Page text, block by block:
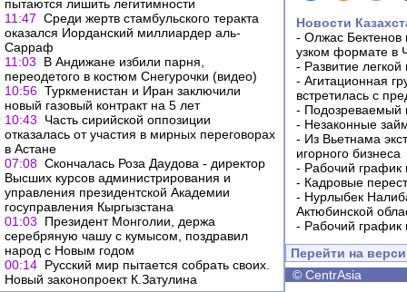
пытаются лишить легитимности
11:47 Среди жертв стамбульского теракта
оказался Иорданский миллиардер аль-
Сарраф
11:03
В Андижане избили парня,
переодетого в костюм Снегурочки (видео)
10:56 Туркменистан и Иран заключили
новый газовый контракт на 5 лет
10:43
Часть сирийской оппозиции
отказалась от участия в мирных переговорах
в Астане
07:08 Скончалась Роза Даудова - директор
Высших курсов администрирования и
управления президентской Академии
госуправления Кыргызстана
01:03
Президент Монголии, держа
серебряную чашу с кумысом, поздравил
народ с Новым годом
00:14 Русский мир пытается собрать своих.
Новый законопроект К.Затулина
Новости
- Олжас Бектенов
узком формате в
- Развитие
- Агитационная
встретилась с
- Подозреваемый
- Незаконные
- Из Вьетнама
игорного бизнеса
- Рабочий график
- Кадровые
- Нурлыбек
Актюбинской
- Рабочий график
Перейти на
© CentrAsia